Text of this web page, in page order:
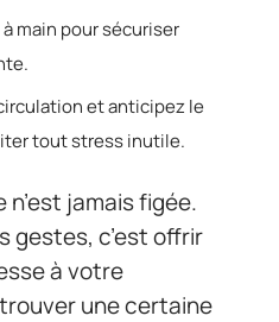
main pour sécuriser
et anticipez le
tout stress inutile.
n’est jamais figée.
gestes, c’est offrir
à votre
une certaine